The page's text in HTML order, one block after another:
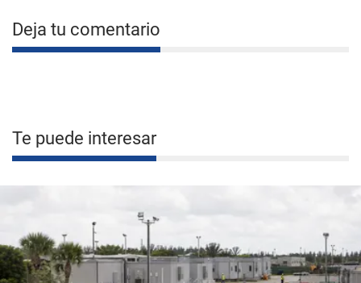
Deja tu comentario
Te puede interesar